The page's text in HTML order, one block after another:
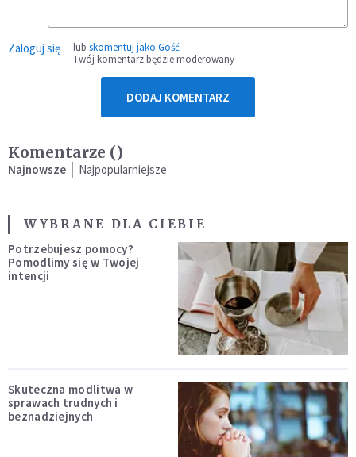
Zaloguj się lub skomentuj jako Gość
Twój komentarz będzie moderowany
DODAJ KOMENTARZ
Komentarze ()
Najnowsze Najpopularniejsze
WYBRANE DLA CIEBIE
Potrzebujesz pomocy?
Pomodlimy się w Twojej
intencji
Skuteczna modlitwa w
sprawach trudnych i
beznadziejnych